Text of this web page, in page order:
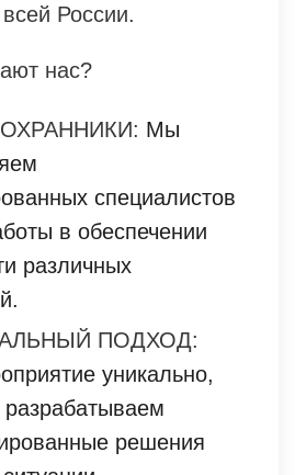
России.
нас?
Мы
специалистов
в обеспечении
различных
ПОДХОД:
уникально,
решения